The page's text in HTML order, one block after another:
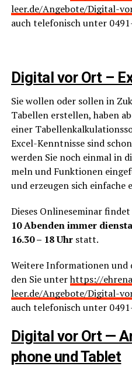
leer.de/Angebote/Digital-
auch tele­fo­nisch unter
Digi­tal vor Ort –
Sie wol­len oder sol­len in
Tabel­len erstel­len, haben
einer
Excel-Kennt­nis­se sind
wer­den Sie noch ein­mal in
meln und Funk­tio­nen
und erzeu­gen sich ein­fa­che
Die­ses Online­se­mi­nar fin­det
10 Aben­den immer
16.30 – 18 Uhrstatt.
Wei­te­re Infor­ma­tio­nen
den Sie unterhttps://
leer.de/Angebote/Digital-
auch tele­fo­nisch unter
Digi­tal vor Ort —
phone und Tablet